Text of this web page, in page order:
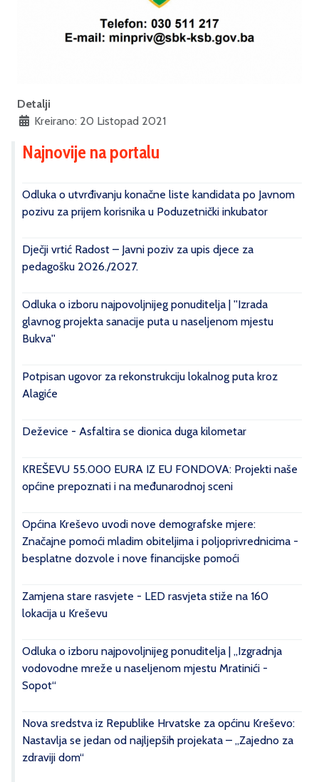
Detalji
Kreirano: 20 Listopad 2021
Najnovije na portalu
Odluka o utvrđivanju konačne liste kandidata po Javnom
pozivu za prijem korisnika u Poduzetnički inkubator
Dječji vrtić Radost – Javni poziv za upis djece za
pedagošku 2026./2027.
Odluka o izboru najpovoljnijeg ponuditelja | ''Izrada
glavnog projekta sanacije puta u naseljenom mjestu
Bukva''
Potpisan ugovor za rekonstrukciju lokalnog puta kroz
Alagiće
Deževice - Asfaltira se dionica duga kilometar
KREŠEVU 55.000 EURA IZ EU FONDOVA: Projekti naše
općine prepoznati i na međunarodnoj sceni
Općina Kreševo uvodi nove demografske mjere:
Značajne pomoći mladim obiteljima i poljoprivrednicima -
besplatne dozvole i nove financijske pomoći
Zamjena stare rasvjete - LED rasvjeta stiže na 160
lokacija u Kreševu
Odluka o izboru najpovoljnijeg ponuditelja | „Izgradnja
vodovodne mreže u naseljenom mjestu Mratinići -
Sopot“
Nova sredstva iz Republike Hrvatske za općinu Kreševo:
Nastavlja se jedan od najljepših projekata – „Zajedno za
zdraviji dom“